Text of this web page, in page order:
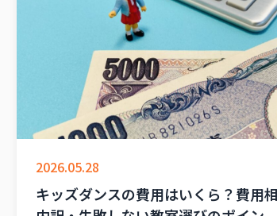
2026.05.28
キッズダンスの費用はいくら？費用